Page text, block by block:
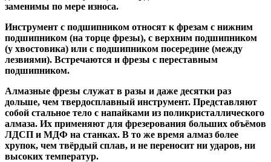
заменимы по мере износа.
Инструмент с подшипником относят к фрезам с нижним
подшипником (на торце фрезы), с верхним подшипником
(у хвостовика) или с подшипником посередине (между
лезвиями). Встречаются и фрезы с переставным
подшипником.
Алмазные фрезы служат в разы и даже десятки раз
дольше, чем твердосплавный инструмент. Представляют
собой стальное тело с напайками из поликристаллического
алмаза. Их применяют для фрезерования больших объёмов
ЛДСП и МДФ на станках. В то же время алмаз более
хрупок, чем твёрдый сплав, и не переносит ни ударов, ни
высоких температур.